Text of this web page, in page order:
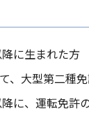
に生まれた方
、大型第二種
に、運転免許